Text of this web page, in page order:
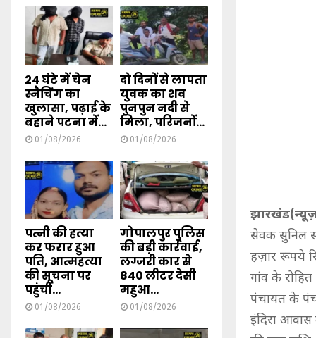
झारखंड(न्यूज़
सेवक सुनिल
हज़ार रूपये
गांव के
पंचायत के
इंदिरा
24 घंटे में चेन
स्नैचिंग का
खुलासा, पढ़ाई के
बहाने पटना में...
01/08/2026
दो दिनों से लापता
युवक का शव
पुनपुन नदी से
मिला, परिजनों...
01/08/2026
पत्नी की हत्या
कर फरार हुआ
पति, आत्महत्या
की सूचना पर
पहुंची...
01/08/2026
गोपालपुर पुलिस
की बड़ी कार्रवाई,
लग्जरी कार से
840 लीटर देसी
महुआ...
01/08/2026